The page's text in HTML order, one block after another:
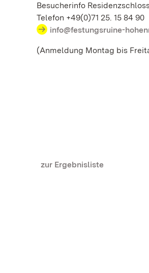
Besucherinfo
Telefon +49(0)71 25. 15 84 90
info@festungsruine-
(Anmeldung Montag bis
zur Ergebnisliste